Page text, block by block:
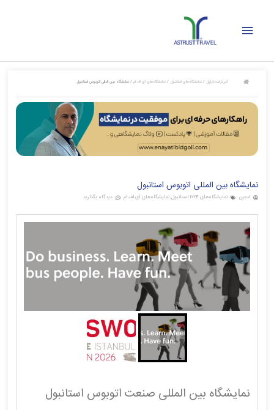
فهرست
آس‌تراست‌تراول / نمایشگاه‌های استانبول / نمایشگاه‌های آی اف ام/ نمایشگاه بین المللی اتوبوس استانبول
نمایشگاه بین المللی اتوبوس استانبول
ادمین نمایشگاه‌های ۲۰۲۴ استانبول ,نمایشگاه‌های آی اف ام دیدگاه بگذارید
نمایشگاه بین المللی صنعت اتوبوس استانبول